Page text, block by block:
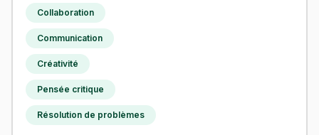
Collaboration
Communication
Créativité
Pensée critique
Résolution de problèmes